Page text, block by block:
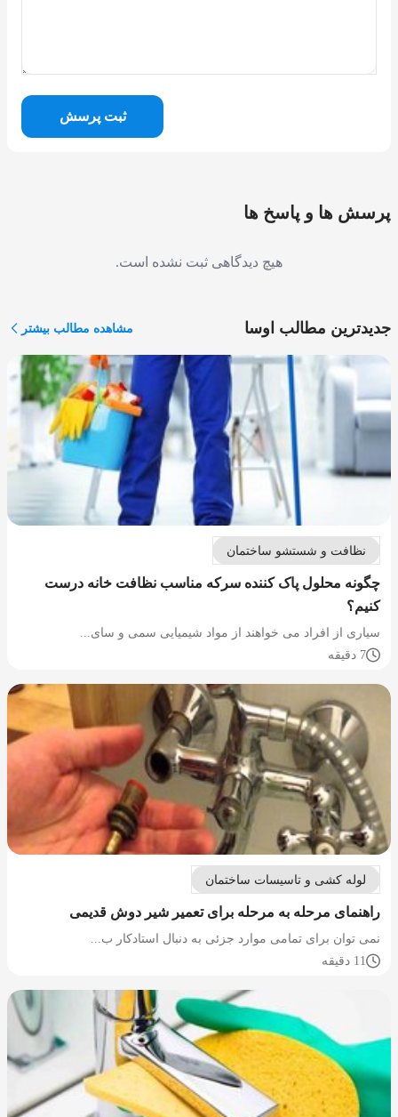
ثبت پرسش
پرسش ها و پاسخ ها
هیچ دیدگاهی ثبت نشده است.
جدیدترین مطالب اوسا مشاهده مطالب بیشتر
نظافت و شستشو ساختمان
چگونه محلول پاک کننده سرکه مناسب نظافت خانه درست
کنیم؟
سیاری از افراد می خواهند از مواد شیمیایی سمی و سای...
7 دقیقه
لوله کشی و تاسیسات ساختمان
راهنمای مرحله به مرحله برای تعمیر شیر دوش قدیمی
نمی توان برای تمامی موارد جزئی به دنبال استادکار ب...
11 دقیقه